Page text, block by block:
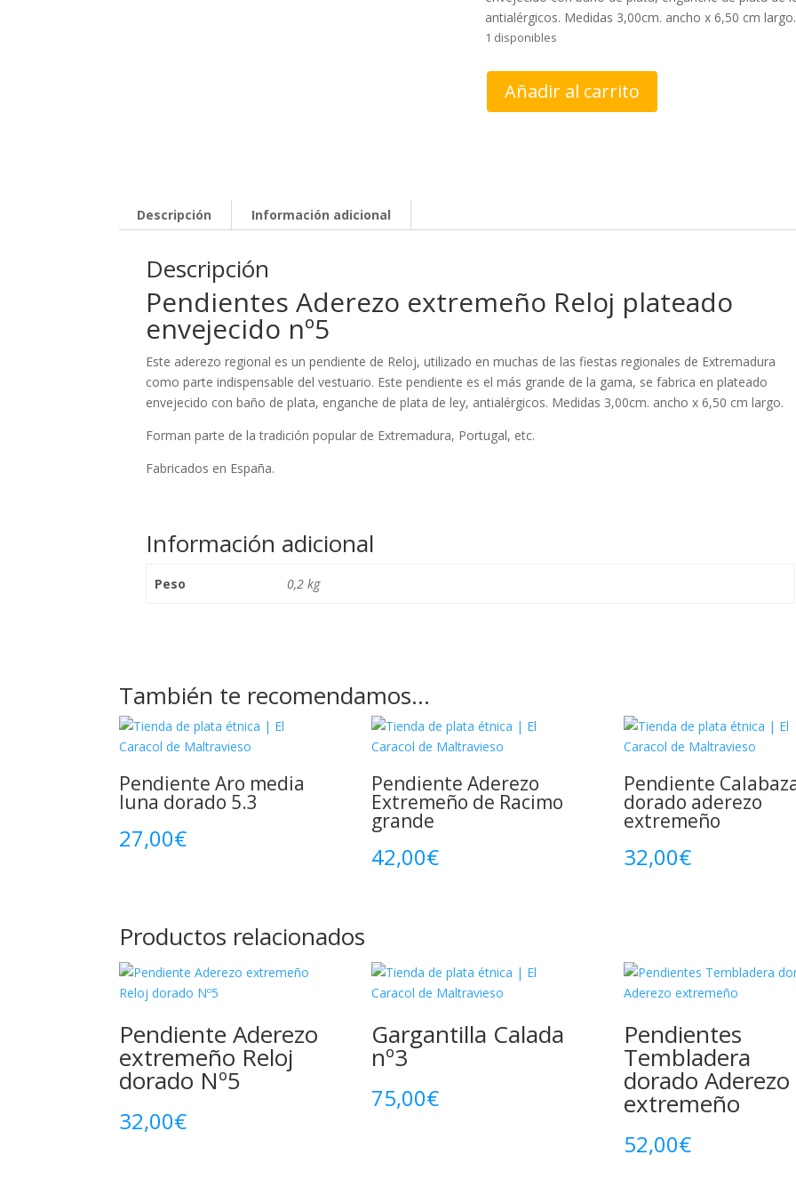
antialérgicos. Medidas 3,00cm. ancho x 6,50 cm largo.
1 disponibles
Pendientes
RelojAñadir al carrito
Descripción Información adicional
Descripción
Pendientes Aderezo extremeño Reloj plateado
envejecido nº5
Este aderezo regional es un pendiente de Reloj, utilizado en muchas de las fiestas regionales de Extremadura
como parte indispensable del vestuario. Este pendiente es el más grande de la gama, se fabrica en plateado
envejecido con baño de plata, enganche de plata de ley, antialérgicos. Medidas 3,00cm. ancho x 6,50 cm largo.
Forman parte de la tradición popular de Extremadura, Portugal, etc.
Fabricados en España.
Información adicional
Peso 0,2 kg
También te recomendamos…
Pendiente Aro media
luna dorado 5.3
27,00€
Pendiente Aderezo
Extremeño de Racimo
grande
42,00€
Pendiente
dorado aderezo
extremeño
32,00€
Productos relacionados
Pendiente Aderezo
extremeño Reloj
dorado Nº5
32,00€
Gargantilla Calada
nº3
75,00€
Pendientes
Tembladera
dorado Aderezo
extremeño
52,00€